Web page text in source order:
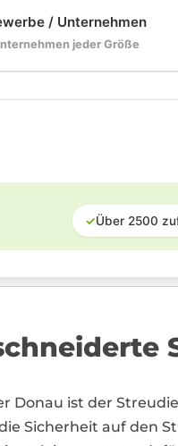
/ Unternehmen
jeder Größe
✓Über 2500
Donau ist der
Sicherheit auf den